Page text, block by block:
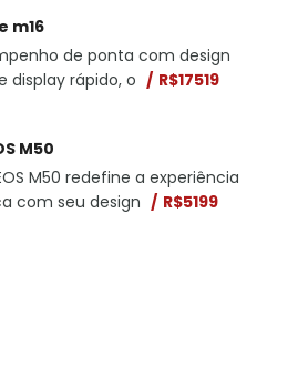
m16
de ponta com design
display rápido, o
R$17519
M50
M50 redefine a experiência
com seu design
R$5199